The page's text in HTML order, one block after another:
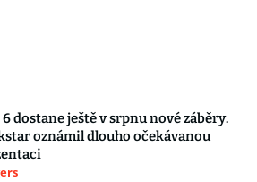
6 dostane ještě v srpnu nové záběry.
oznámil dlouho očekávanou